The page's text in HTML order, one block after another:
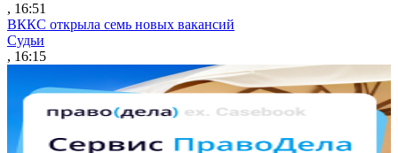
, 16:51
ВККС открыла семь новых вакансий
Судьи
, 16:15